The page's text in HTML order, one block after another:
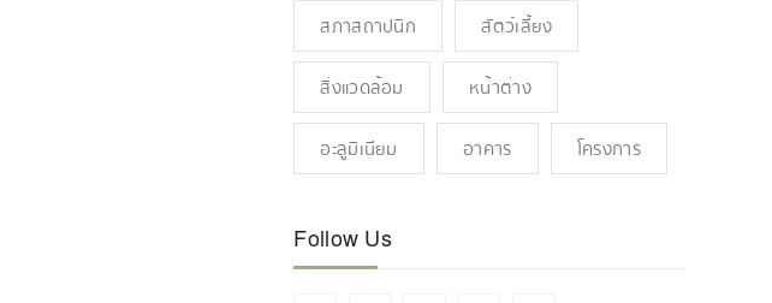
สภาสถาปนิก สัตว์เลี้ยง
สิ่งแวดล้อม หน้าต่าง
อะลูมิเนียม อาคาร โครงการ
Follow Us